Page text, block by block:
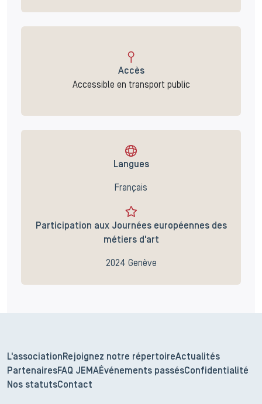
Accès
Accessible en transport public
Langues
Français
Participation aux Journées européennes des
métiers d'art
2024 Genève
L'association Rejoignez notre répertoireActualités
PartenairesFAQ JEMAÉvénements passésConfidentialité
Nos statutsContact